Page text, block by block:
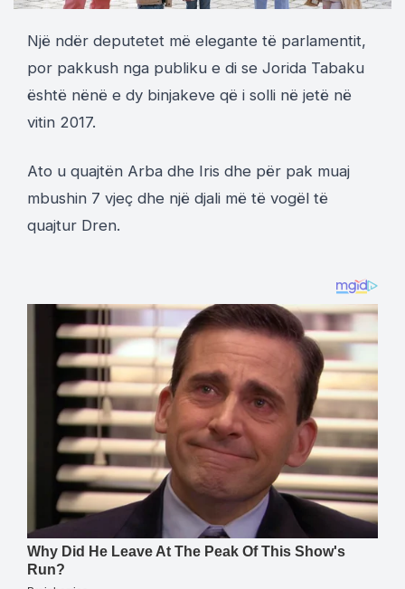
Një ndër deputetet më elegante të parlamentit,
por pakkush nga publiku e di se Jorida Tabaku
është nënë e dy binjakeve që i solli në jetë në
vitin 2017.
Ato u quajtën Arba dhe Iris dhe për pak muaj
mbushin 7 vjeç dhe një djali më të vogël të
quajtur Dren.